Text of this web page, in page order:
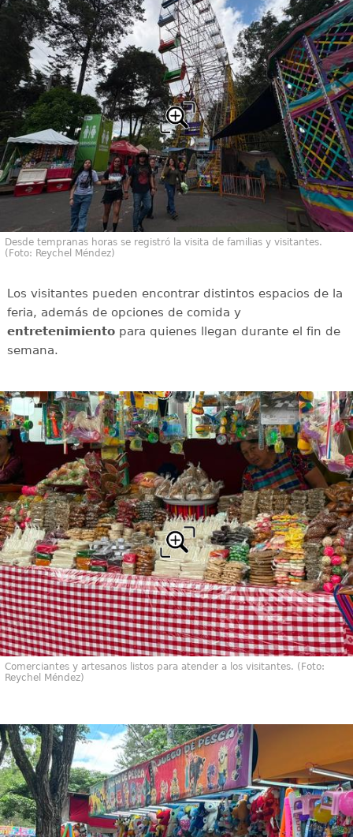
Desde tempranas horas se registró la visita de familias y visitantes.
(Foto: Reychel Méndez)
Los visitantes pueden encontrar distintos espacios de la
feria, además de opciones de comida y
entretenimientopara quienes llegan durante el fin de
semana.
Comerciantes y artesanos listos para atender a los visitantes. (Foto:
Reychel Méndez)